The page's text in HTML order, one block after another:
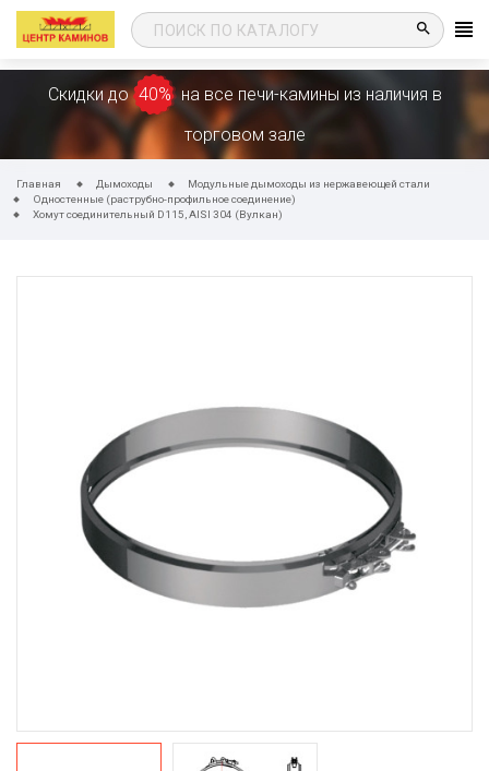
search
Скидки до 40% на все печи-камины из наличия в
торговом зале
Главная Дымоходы
Модульные дымоходы из нержавеющей стали
Одностенные (раструбно-профильное соединение)
Хомут соединительный D115, AISI 304 (Вулкан)